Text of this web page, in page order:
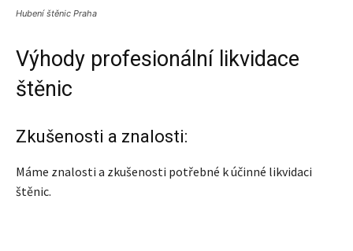
Hubení štěnic Praha
Výhody profesionální likvidace
štěnic
Zkušenosti a znalosti:
Máme znalosti a zkušenosti potřebné k účinné likvidaci
štěnic.